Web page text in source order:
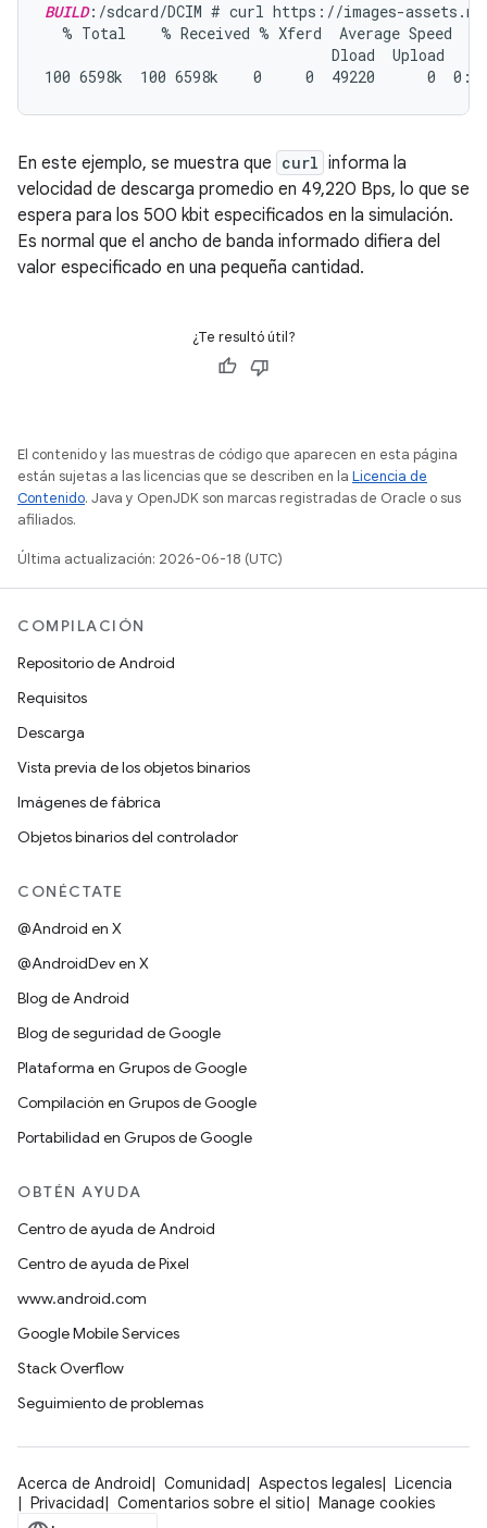
BUILD:/sdcard/DCIM # curl https://images-
% Total    % Received % Xferd  Average Speed
Dload  Upload
En este ejemplo, se muestra que curl informa la
velocidad de descarga promedio en 49,220 Bps, lo que se
espera para los 500 kbit especificados en la simulación.
Es normal que el ancho de banda informado difiera del
valor especificado en una pequeña cantidad.
¿Te resultó útil?
El contenido y las muestras de código que aparecen en esta página
están sujetas a las licencias que se describen en la Licencia de
Contenido. Java y OpenJDK son marcas registradas de Oracle o sus
afiliados.
Última actualización: 2026-06-18 (UTC)
COMPILACIÓN
Repositorio de Android
Requisitos
Descarga
Vista previa de los objetos binarios
Imágenes de fábrica
Objetos binarios del controlador
CONÉCTATE
@Android en X
@AndroidDev en X
Blog de Android
Blog de seguridad de Google
Plataforma en Grupos de Google
Compilación en Grupos de Google
Portabilidad en Grupos de Google
OBTÉN AYUDA
Centro de ayuda de Android
Centro de ayuda de Pixel
www.android.com
Google Mobile Services
Stack Overflow
Seguimiento de problemas
Acerca de Android Comunidad Aspectos legales
Licencia
Privacidad
Comentarios sobre el sitio Manage cookies